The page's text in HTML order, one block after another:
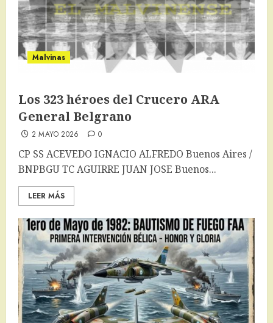
Malvinas
Los 323 héroes del Crucero ARA
General Belgrano
2 MAYO 2026 0
CP SS ACEVEDO IGNACIO ALFREDO Buenos Aires /
BNPBGU TC AGUIRRE JUAN JOSE Buenos...
LEER MÁS